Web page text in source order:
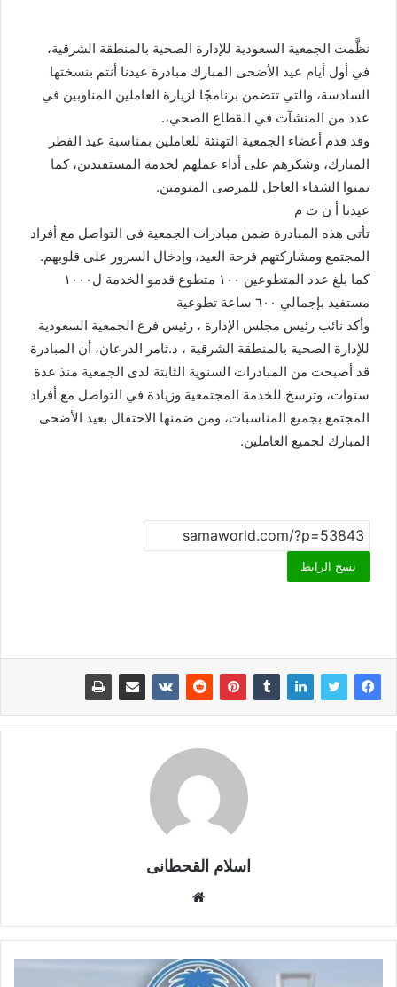
نظَّمت الجمعية السعودية للإدارة الصحية بالمنطقة الشرقية،
في أول أيام عيد الأضحى المبارك مبادرة عيدنا أنتم بنسختها
السادسة، والتي تتضمن برنامجًا لزيارة العاملين المناوبين في
عدد من المنشآت في القطاع الصحي،.
‎وقد قدم أعضاء الجمعية التهنئة للعاملين بمناسبة عيد الفطر
المبارك، وشكرهم على أداء عملهم لخدمة المستفيدين، كما
تمنوا الشفاء العاجل للمرضى المنومين.
عيدنا أ ن ت م
‎تأتي هذه المبادرة ضمن مبادرات الجمعية في التواصل مع أفراد
المجتمع ومشاركتهم فرحة العيد، وإدخال السرور على قلوبهم.
كما بلغ عدد المتطوعين ١٠٠ متطوع قدمو الخدمة ل١٠٠٠
مستفيد بإجمالي ٦٠٠ ساعة تطوعية
‎وأكد نائب رئيس مجلس الإدارة ، رئيس فرع الجمعية السعودية
للإدارة الصحية بالمنطقة الشرقية ، د.ثامر الدرعان، أن المبادرة
قد أصبحت من المبادرات السنوية الثابتة لدى الجمعية منذ عدة
سنوات، وترسخ للخدمة المجتمعية وزيادة في التواصل مع أفراد
المجتمع بجميع المناسبات، ومن ضمنها الاحتفال بعيد الأضحى
المبارك لجميع العاملين.
نسخ الرابط
اسلام القحطانى
ق
ع